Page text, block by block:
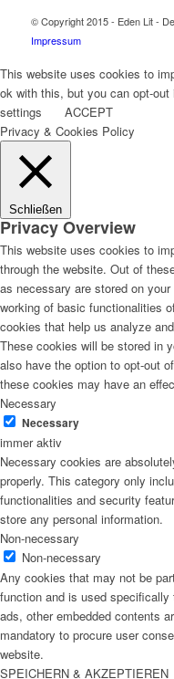
© Copyright 2015 - Eden Lit -
Impressum
This website uses cookies to
ok with this, but you can opt-out
settings
ACCEPT
Privacy & Cookies Policy
Schließen
Privacy Overview
This website uses cookies to
through the website. Out of
as necessary are stored on
working of basic functionalities
cookies that help us analyze
These cookies will be stored in
also have the option to opt-out
these cookies may have an
Necessary
Necessary
immer aktiv
Necessary cookies are
properly. This category only
functionalities and security
store any personal information.
Non-necessary
Non-necessary
Any cookies that may not be
function and is used
ads, other embedded contents
mandatory to procure user
website.
SPEICHERN & AKZEPTIEREN